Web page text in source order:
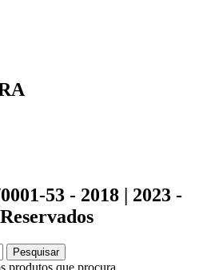
53 - 2018 | 2023 -
Pesquisar
produtos que procura.